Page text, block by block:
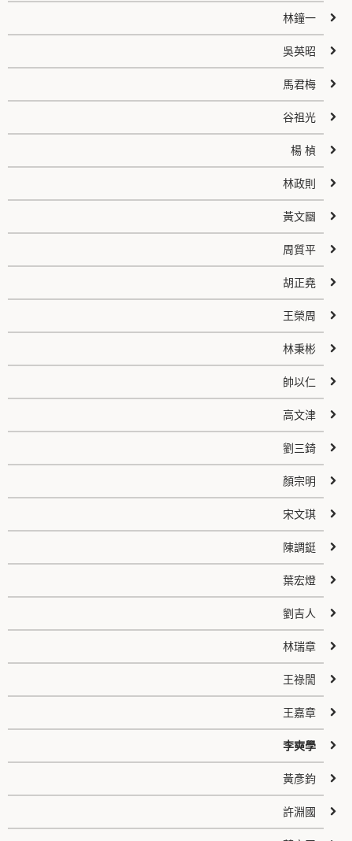
林鐘一
吳英昭
馬君梅
谷祖光
楊 楨
林政則
黃文圝
周質平
胡正堯
王榮周
林秉彬
帥以仁
高文津
劉三錡
顏宗明
宋文琪
陳調鋌
葉宏燈
劉吉人
林瑞章
王祿誾
王嘉章
李奭學
黃彥鈞
許淵國